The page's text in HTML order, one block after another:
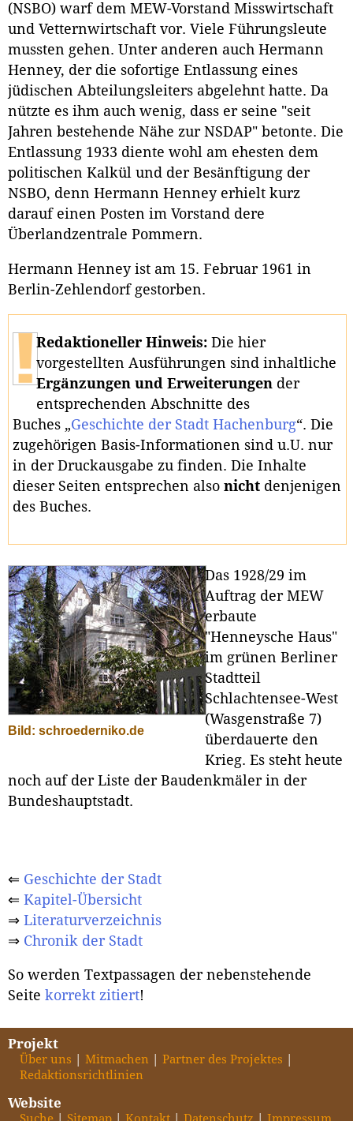
(NSBO) warf dem MEW-Vorstand Misswirtschaft
und Vetternwirtschaft vor. Viele Führungsleute
mussten gehen. Unter anderen auch Hermann
Henney, der die sofortige Entlassung eines
jüdischen Abteilungsleiters abgelehnt hatte. Da
nützte es ihm auch wenig, dass er seine "seit
Jahren bestehende Nähe zur NSDAP" betonte. Die
Entlassung 1933 diente wohl am ehesten dem
politischen Kalkül und der Besänftigung der
NSBO, denn Hermann Henney erhielt kurz
darauf einen Posten im Vorstand dere
Überlandzentrale Pommern.
Hermann Henney ist am 15. Februar 1961 in
Berlin-Zehlendorf gestorben.
Redaktioneller Hinweis: Die hier
vorgestellten Ausführungen sind inhaltliche
Ergänzungen und Erweiterungen der
entsprechenden Abschnitte des
Buches „Geschichte der Stadt Hachenburg“. Die
zugehörigen Basis-Informationen sind u.U. nur
in der Druckausgabe zu finden. Die Inhalte
dieser Seiten entsprechen also nicht denjenigen
des Buches.
Bild: schroederniko.de
Das 1928/29 im
Auftrag der MEW
erbaute
"Henneysche Haus"
im grünen Berliner
Stadtteil
Schlachtensee-West
(Wasgenstraße 7)
überdauerte den
Krieg. Es steht heute
noch auf der Liste der Baudenkmäler in der
Bundeshauptstadt.
⇐ Geschichte der Stadt
⇐ Kapitel-Übersicht
⇒ Literaturverzeichnis
⇒ Chronik der Stadt
So werden Textpassagen der nebenstehende
Seite korrekt zitiert!
Projekt
Über uns Mitmachen
Partner des Projektes
Redaktionsrichtlinien
Website
Suche Sitemap Kontakt Datenschutz Impressum